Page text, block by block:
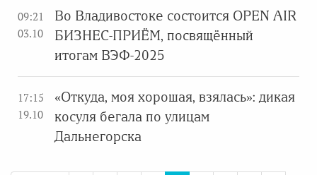
09:21
03.10
Во Владивостоке состоится OPEN AIR
БИЗНЕС-ПРИЁМ, посвящённый
итогам ВЭФ-2025
17:15
19.10
«Откуда, моя хорошая, взялась»: дикая
косуля бегала по улицам
Дальнегорска